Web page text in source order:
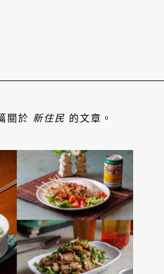
關於 新住民 的文章。